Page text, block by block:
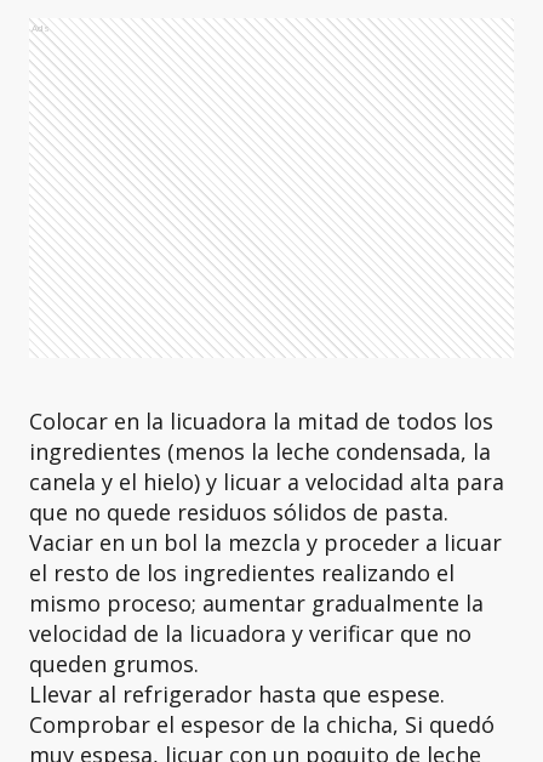
Ads
Colocar en la licuadora la mitad de todos los
ingredientes (menos la leche condensada, la
canela y el hielo) y licuar a velocidad alta para
que no quede residuos sólidos de pasta.
Vaciar en un bol la mezcla y proceder a licuar
el resto de los ingredientes realizando el
mismo proceso; aumentar gradualmente la
velocidad de la licuadora y verificar que no
queden grumos.
Llevar al refrigerador hasta que espese.
Comprobar el espesor de la chicha, Si quedó
muy espesa, licuar con un poquito de leche